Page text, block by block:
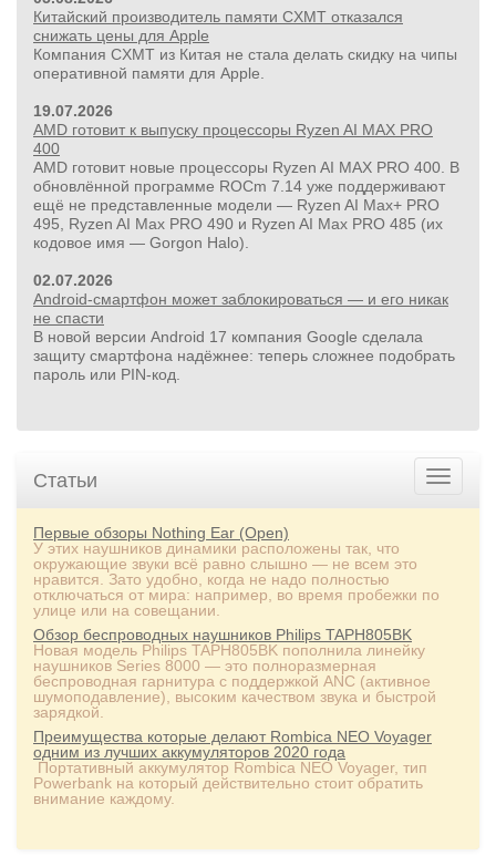
Китайский производитель памяти CXMT отказался
снижать цены для Apple
Компания CXMT из Китая не стала делать скидку на чипы
оперативной памяти для Apple.
19.07.2026
AMD готовит к выпуску процессоры Ryzen AI MAX PRO
400
AMD готовит новые процессоры Ryzen AI MAX PRO 400. В
обновлённой программе ROCm 7.14 уже поддерживают
ещё не представленные модели — Ryzen AI Max+ PRO
495, Ryzen AI Max PRO 490 и Ryzen AI Max PRO 485 (их
кодовое имя — Gorgon Halo).
02.07.2026
Android-смартфон может заблокироваться — и его никак
не спасти
В новой версии Android 17 компания Google сделала
защиту смартфона надёжнее: теперь сложнее подобрать
пароль или PIN‑код.
Статьи
Первые обзоры Nothing Ear (Open)
У этих наушников динамики расположены так, что
окружающие звуки всё равно слышно — не всем это
нравится. Зато удобно, когда не надо полностью
отключаться от мира: например, во время пробежки по
улице или на совещании.
Обзор беспроводных наушников Philips TAPH805BK
Новая модель Philips TAPH805BK пополнила линейку
наушников Series 8000 — это полноразмерная
беспроводная гарнитура с поддержкой ANC (активное
шумоподавление), высоким качеством звука и быстрой
зарядкой.
Преимущества которые делают Rombica NEO Voyager
одним из лучших аккумуляторов 2020 года
Портативный аккумулятор Rombica NEO Voyager, тип
Powerbank на который действительно стоит обратить
внимание каждому.